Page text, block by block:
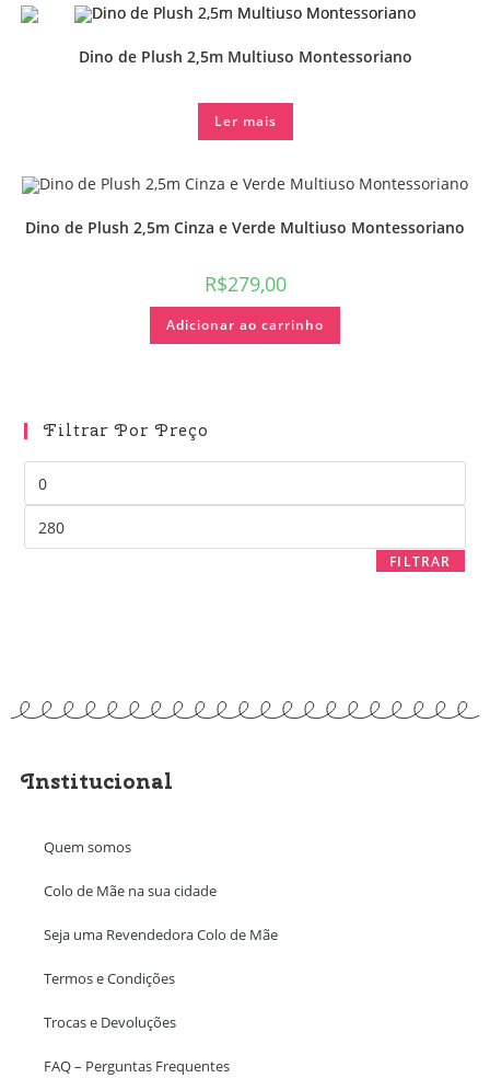
Dino de Plush 2,5m Multiuso Montessoriano
Ler mais
Dino de Plush 2,5m Cinza e Verde Multiuso Montessoriano
R$279,00
Adicionar ao carrinho
Filtrar Por Preço
FILTRAR
Institucional
Quem somos
Colo de Mãe na sua cidade
Seja uma Revendedora Colo de Mãe
Termos e Condições
Trocas e Devoluções
FAQ – Perguntas Frequentes